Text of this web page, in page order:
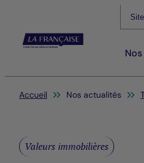
Vous êtes ici:
Accueil Nos actualités
Valeurs immobilières